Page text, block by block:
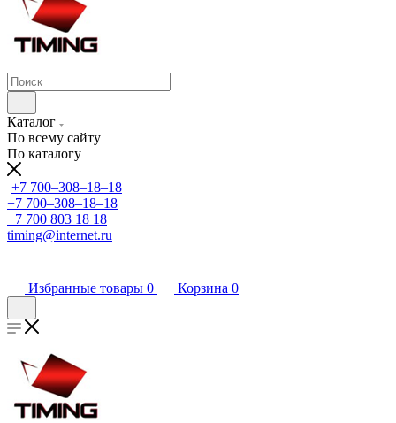
Каталог
По всему сайту
По каталогу
+7 700‒308‒18‒18
+7 700‒308‒18‒18
+7 700 803 18 18
timing@internet.ru
Избранные товары 0 Корзина 0